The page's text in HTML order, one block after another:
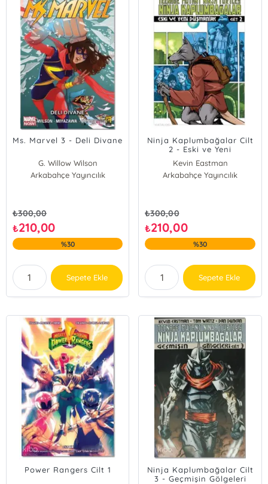
Ms. Marvel 3 - Deli Divane
G. Willow Wilson
Arkabahçe Yayıncılık
₺300,00
₺210,00
%30
Sepete Ekle
Ninja Kaplumbağalar Cilt
2 - Eski ve Yeni
Kevin Eastman
Arkabahçe Yayıncılık
₺300,00
₺210,00
%30
Sepete Ekle
Power Rangers Cilt 1
Ninja Kaplumbağalar Cilt
3 - Geçmişin Gölgeleri